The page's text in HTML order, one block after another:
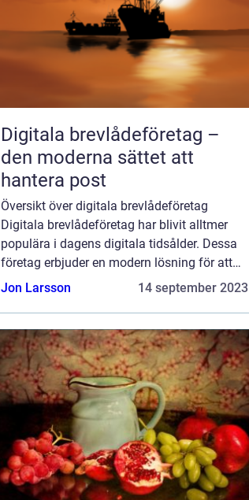
Digitala brevlådeföretag –
den moderna sättet att
hantera post
Översikt över digitala brevlådeföretag
Digitala brevlådeföretag har blivit alltmer
populära i dagens digitala tidsålder. Dessa
företag erbjuder en modern lösning för att
hantera post på ett enkelt och effektivt sätt.
Jon Larsson 14 september 2023